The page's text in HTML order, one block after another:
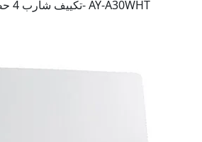
تكييف شارب 4 حصان بارد ساخن ديجيتال- AY-A30WHT